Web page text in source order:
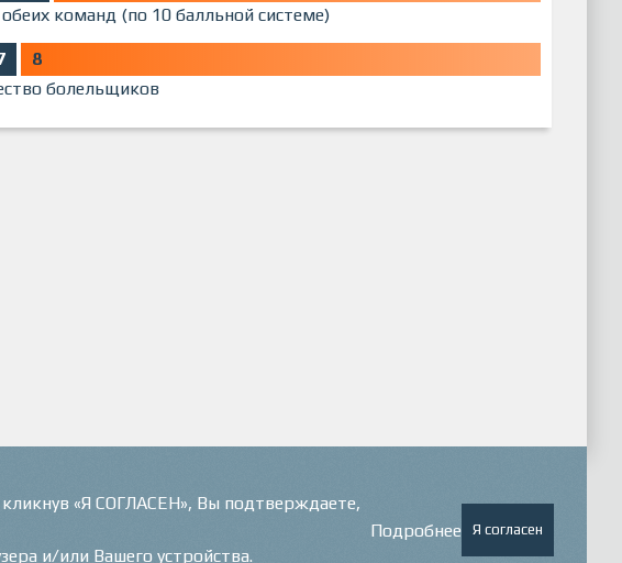
команд (по 10 балльной системе)
8
болельщиков
«Я СОГЛАСЕН», Вы подтверждаете,
и/или Вашего устройства.
Подробнее Я согласен